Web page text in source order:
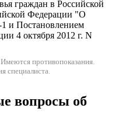
граждан в Российской
Федерации "О
и Постановлением
4 октября 2012 г. N
Имеются противопоказания.
специалиста.
вопросы об